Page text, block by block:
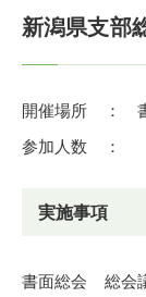
新潟県支部
開催場所 ：
参加人数
実施事項
書面総会 総会